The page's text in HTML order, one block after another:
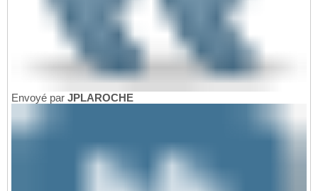
Envoyé par JPLAROCHE